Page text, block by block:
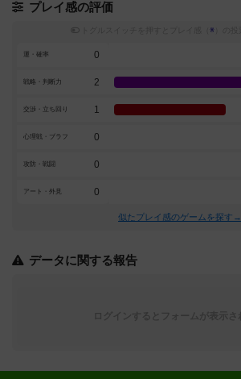
プレイ感の評価
※
運・確率 0
戦略・判断力 2
交渉・立ち回り 1
心理戦・ブラフ 0
攻防・戦闘 0
アート・外見 0
似たプレイ感のゲームを探す→
データに関する報告